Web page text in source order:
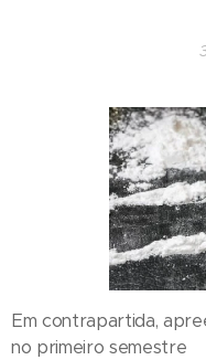
Em contrapartida,
no primeiro semestre